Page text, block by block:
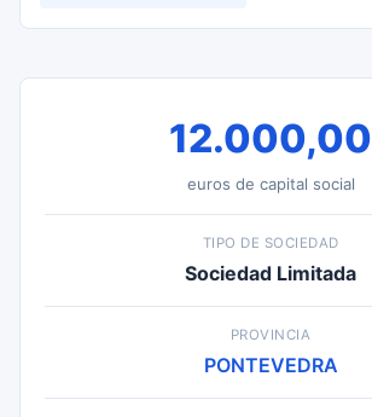
12.000,00
euros de capital social
TIPO DE SOCIEDAD
Sociedad Limitada
PROVINCIA
PONTEVEDRA